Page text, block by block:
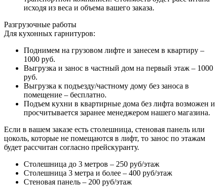
исходя из веса и объема вашего заказа.
Разгрузочные работы
Для кухонных гарнитуров:
Поднимем на грузовом лифте и занесем в квартиру –
1000 руб.
Выгрузка и занос в частный дом на первый этаж – 1000
руб.
Выгрузка к подъезду/частному дому без заноса в
помещение – бесплатно.
Подъем кухни в квартирные дома без лифта возможен и
просчитывается заранее менеджером нашего магазина.
Если в вашем заказе есть столешница, стеновая панель или
цоколь, которые не помещаются в лифт, то занос по этажам
будет рассчитан согласно прейскуранту.
Столешница до 3 метров – 250 руб/этаж
Столешница 3 метра и более – 400 руб/этаж
Стеновая панель – 200 руб/этаж